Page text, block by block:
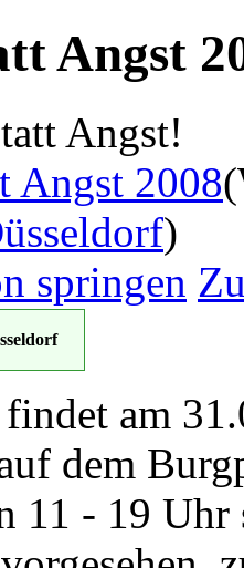
Angst
Angst!
Angst 2008
)
springen
am
dem
11 - 19 Uhr